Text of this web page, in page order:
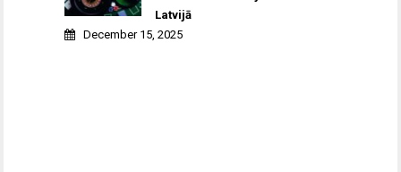
Latvijā
December 15, 2025